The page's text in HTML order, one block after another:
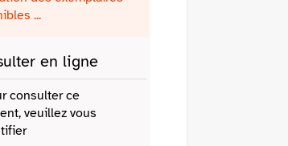
...
en ligne
consulter ce
veuillez vous